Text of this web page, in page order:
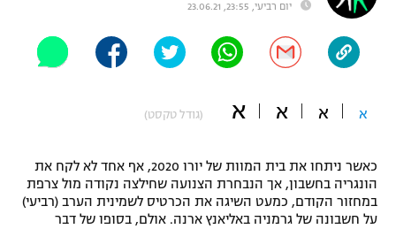
"מחצית בשכונה" – פודקאסט
תקנון עבור פעילות אלקטרה
תקנון עבור פעילות ספורט 1 – "מרלן"
גיימינג E-Sports
אופניים
כדורמים
פוטבול אמריקאי NFL
בייסבול MLB
יום רביעי, 23:55, 23.06.21
א א א א (גודל טקסט)
כאשר ניתחו את בית המוות של יורו 2020, אף אחד לא לקח את
הונגריה בחשבון, אך הנבחרת הצנועה שחילצה נקודה מול צרפת
במחזור הקודם, כמעט השיגה את הכרטיס לשמינית הערב (רביעי)
על חשבונה של גרמניה באליאנץ ארנה. אולם, בסופו של דבר